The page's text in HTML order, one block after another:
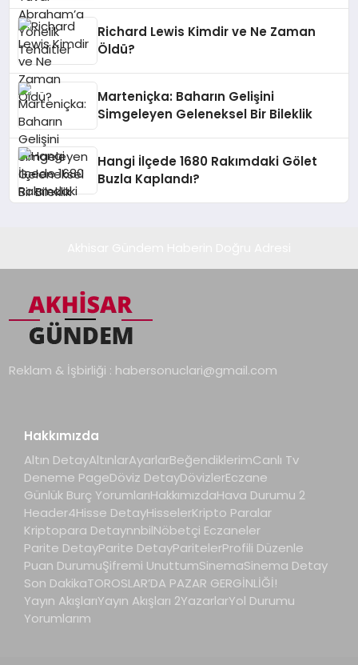
Richard Lewis Kimdir ve Ne Zaman
Öldü?
Marteniçka: Baharın Gelişini
Simgeleyen Geleneksel Bir Bileklik
Hangi İlçede 1680 Rakımdaki Gölet
Buzla Kaplandı?
Reklam & İşbirliği : habersonuclari@gmail.com
Hakkımızda
Altın DetayAltınlarAyarlarBeğendiklerimCanlı Tv
Deneme PageDöviz DetayDövizlerEczane
Günlük Burç YorumlarıHakkımızdaHava Durumu 2
Header4Hisse DetayHisselerKripto Paralar
Kriptopara DetaynnbilNöbetçi Eczaneler
Parite DetayParite DetayParitelerProfili Düzenle
Puan DurumuŞifremi UnuttumSinemaSinema Detay
Son DakikaTOROSLAR’DA PAZAR GERGİNLİĞİ!
Yayın AkışlarıYayın Akışları 2YazarlarYol Durumu
Yorumlarım